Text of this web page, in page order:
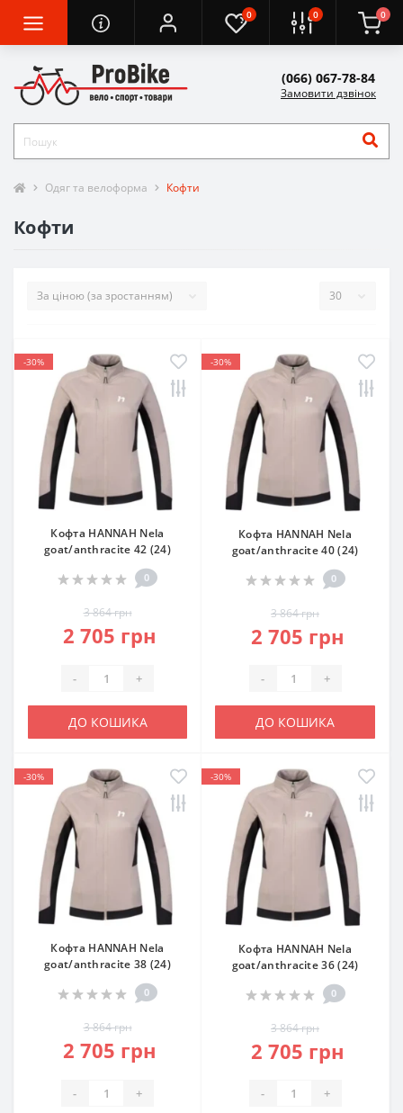
0 0 0
(066) 067-78-84
Замовити дзвінок
Одяг та велоформа Кофти
Кофти
-30%
Кофта HANNAH Nela
goat/anthracite 42 (24)
0
3 864 грн
2 705 грн
- +
ДО КОШИКА
-30%
Кофта HANNAH Nela
goat/anthracite 40 (24)
0
3 864 грн
2 705 грн
- +
ДО КОШИКА
-30%
Кофта HANNAH Nela
goat/anthracite 38 (24)
0
3 864 грн
2 705 грн
- +
-30%
Кофта HANNAH Nela
goat/anthracite 36 (24)
0
3 864 грн
2 705 грн
- +